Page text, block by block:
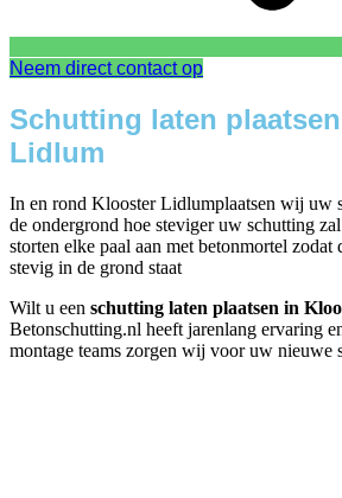
Neem direct contact op
Schutting laten
Lidlum
In en rond Klooster Lidlumplaatsen wij uw
de ondergrond hoe steviger uw schutting
storten elke paal aan met betonmortel
stevig in de grond staat
Wilt u een schutting laten plaatsen in
Betonschutting.nl heeft jarenlang ervaring
montage teams zorgen wij voor uw nieuwe